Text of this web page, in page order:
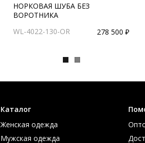
НОРКОВАЯ ШУБА БЕЗ
ВОРОТНИКА
WL-4022-130-OR
278 500 ₽
Каталог
Женская одежда
Мужская одежда